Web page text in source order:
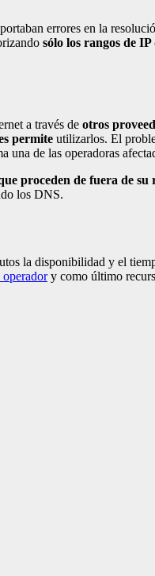
errores en la
sólo los rangos de
a través de otros
permite utilizarlos. El
una de las operadoras
proceden de fuera de su
los DNS.
la disponibilidad y el
y como último